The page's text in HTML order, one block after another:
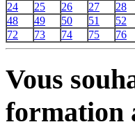
24
25 26 27 28
48
49 50 51 52
72
73 74 75 76
Vous
formation